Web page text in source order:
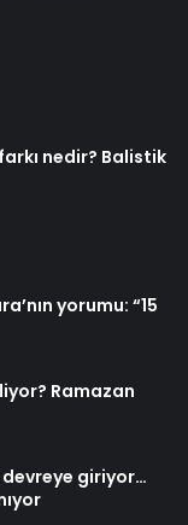
nedir? Balistik
yorumu: “15
Ramazan
devreye giriyor…